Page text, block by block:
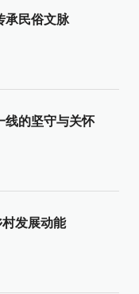
承民俗文脉
线的坚守与关怀
发展动能